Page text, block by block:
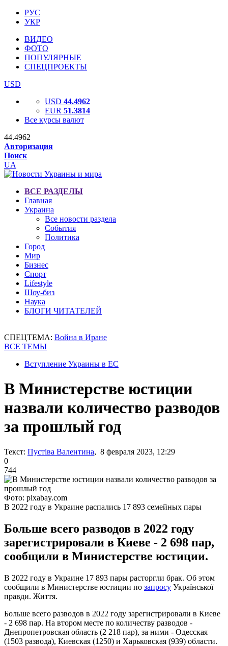
РУС
УКР
ВИДЕО
ФОТО
ПОПУЛЯРНЫЕ
СПЕЦПРОЕКТЫ
USD
USD 44.4962
EUR 51.3814
Все курсы валют
44.4962
Авторизация
Поиск
UA
ВСЕ РАЗДЕЛЫ
Главная
Украина
Все новости раздела
События
Политика
Город
Мир
Бизнес
Спорт
Lifestyle
Шоу-биз
Наука
БЛОГИ ЧИТАТЕЛЕЙ
СПЕЦТЕМА: Война в Иране
ВСЕ ТЕМЫ
Вступление Украины в ЕС
В Министерстве юстиции
назвали количество разводов
за прошлый год
Текст: Пустіва Валентина, 8 февраля 2023, 12:29
0
744
Фото: pixabay.com
В 2022 году в Украине распались 17 893 семейных пары
Больше всего разводов в 2022 году
зарегистрировали в Киеве - 2 698 пар,
сообщили в Министерстве юстиции.
В 2022 году в Украине 17 893 пары расторгли брак. Об этом
сообщили в Министерстве юстиции по запросу Української
правди. Життя.
Больше всего разводов в 2022 году зарегистрировали в Киеве
- 2 698 пар. На втором месте по количеству разводов -
Днепропетровская область (2 218 пар), за ними - Одесская
(1503 развода), Киевская (1250) и Харьковская (939) области.